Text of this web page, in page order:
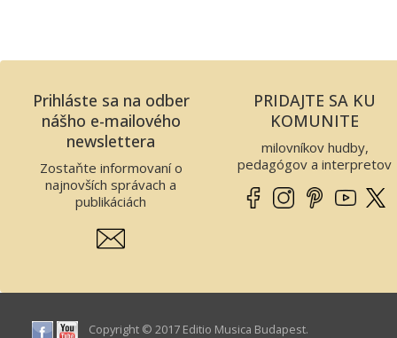
Prihláste sa na odber
nášho e-mailového
newslettera
Zostaňte informovaní o
najnovších správach a
publikáciách
PRIDAJTE SA KU
KOMUNITE
milovníkov hudby,
pedagógov a interpretov
Copyright © 2017 Editio Musica Budapest.